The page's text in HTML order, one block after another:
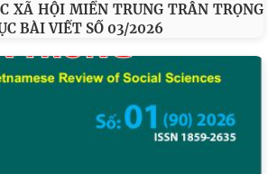
XÃ HỘI MIỀN TRUNG TRÂN TRỌNG
BÀI VIẾT SỐ 03/2026